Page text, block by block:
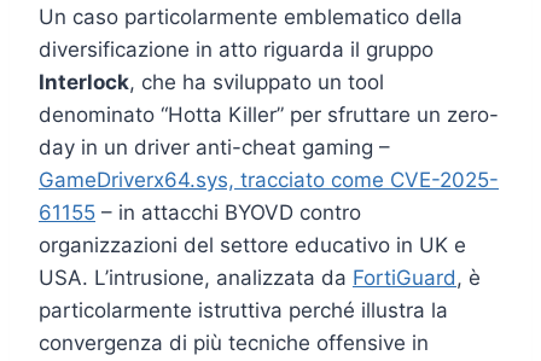
Un caso particolarmente emblematico della
diversificazione in atto riguarda il gruppo
Interlock, che ha sviluppato un tool
denominato “Hotta Killer” per sfruttare un zero-
day in un driver anti-cheat gaming –
GameDriverx64.sys, tracciato come CVE-2025-
61155 – in attacchi BYOVD contro
organizzazioni del settore educativo in UK e
USA. L’intrusione, analizzata da FortiGuard , è
particolarmente istruttiva perché illustra la
convergenza di più tecniche offensive in